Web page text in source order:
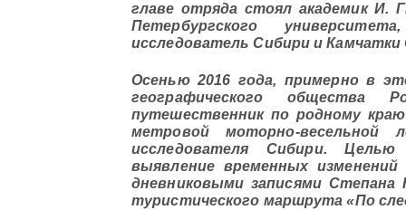
главе отряда стоял академик И.
Петербургского
исследователь Сибири и
Осенью 2016 года, примерно в
географического общества
путешественник по родному
метровой моторно-весельной
исследователя Сибири.
выявление временных
дневниковыми записями Степана
туристического маршрута «По